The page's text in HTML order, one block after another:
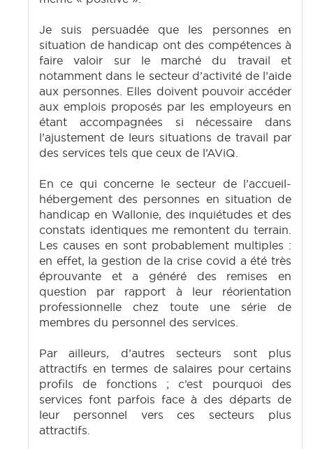
Je suis persuadée que les personnes en
situation de handicap ont des compétences à
faire valoir sur le marché du travail et
notamment dans le secteur d’activité de l’aide
aux personnes. Elles doivent pouvoir accéder
aux emplois proposés par les employeurs en
étant accompagnées si nécessaire dans
l’ajustement de leurs situations de travail par
des services tels que ceux de l’AViQ.
En ce qui concerne le secteur de l’accueil-
hébergement des personnes en situation de
handicap en Wallonie, des inquiétudes et des
constats identiques me remontent du terrain.
Les causes en sont probablement multiples :
en effet, la gestion de la crise covid a été très
éprouvante et a généré des remises en
question par rapport à leur réorientation
professionnelle chez toute une série de
membres du personnel des services.
Par ailleurs, d’autres secteurs sont plus
attractifs en termes de salaires pour certains
profils de fonctions ; c’est pourquoi des
services font parfois face à des départs de
leur personnel vers ces secteurs plus
attractifs.